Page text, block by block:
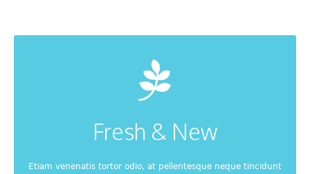
Fresh & New
Etiam venenatis tortor odio, at pellentesque neque tincidunt